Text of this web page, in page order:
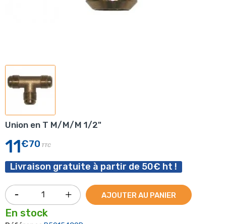
Union en T M/M/M 1/2"
11€70 TTC
Livraison gratuite à partir de 50€ ht !
AJOUTER AU PANIER
En stock